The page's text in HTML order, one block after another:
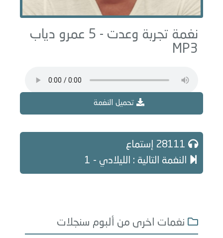
نغمة تجربة وعدت - 5 عمرو دياب
MP3
تحميل النغمة
النغمة التالية : الليلادي - 1
نغمات اخرى من ألبوم سنجلات